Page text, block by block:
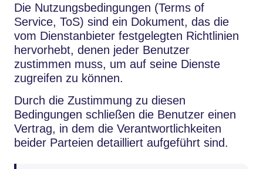
Die Nutzungsbedingungen (Terms of
Service, ToS) sind ein Dokument, das die
vom Dienstanbieter festgelegten Richtlinien
hervorhebt, denen jeder Benutzer
zustimmen muss, um auf seine Dienste
zugreifen zu können.
Durch die Zustimmung zu diesen
Bedingungen schließen die Benutzer einen
Vertrag, in dem die Verantwortlichkeiten
beider Parteien detailliert aufgeführt sind.